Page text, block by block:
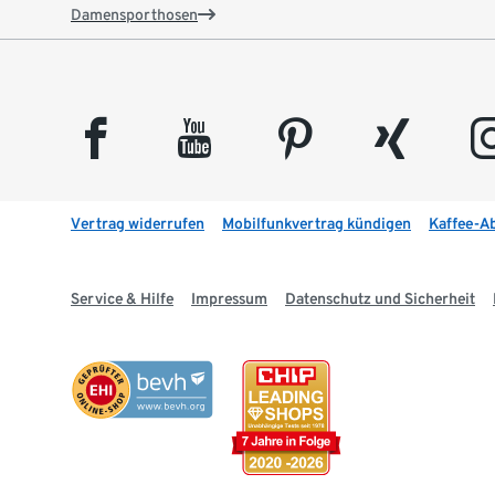
Damensporthosen
facebook youtube pinterest xing
Vertrag widerrufen Mobilfunkvertrag kündigen Kaffee-
Service & Hilfe Impressum Datenschutz und Sicherheit